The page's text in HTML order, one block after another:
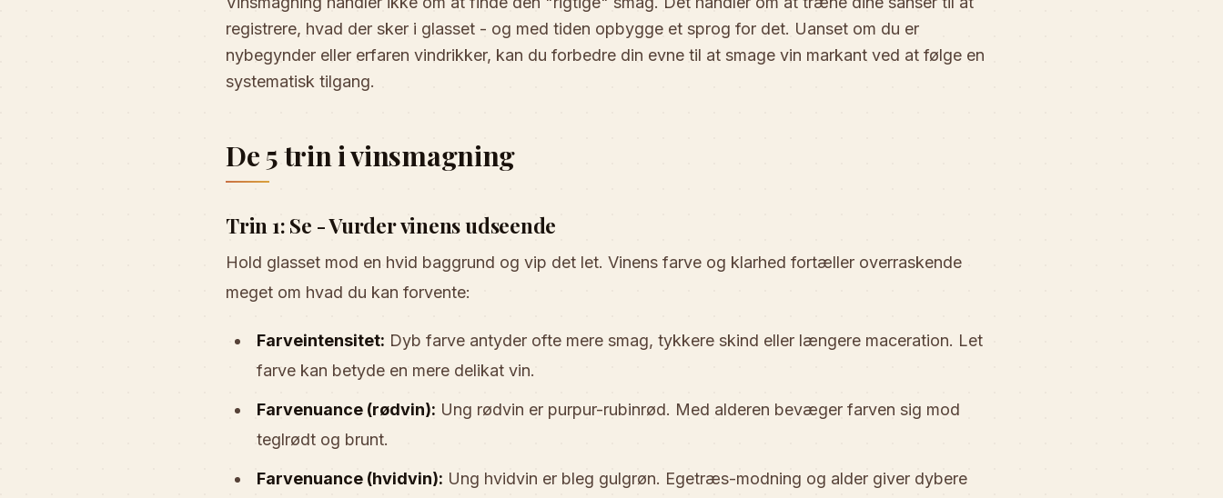
registrere, hvad der sker i glasset - og med tiden opbygge et sprog for det. Uanset om du er
nybegynder eller erfaren vindrikker, kan du forbedre din evne til at smage vin markant ved at følge en
systematisk tilgang.
De 5 trin i vinsmagning
Trin 1: Se - Vurder vinens udseende
Hold glasset mod en hvid baggrund og vip det let. Vinens farve og klarhed fortæller overraskende
meget om hvad du kan forvente:
Farveintensitet: Dyb farve antyder ofte mere smag, tykkere skind eller længere maceration. Let
farve kan betyde en mere delikat vin.
Farvenuance (rødvin): Ung rødvin er purpur-rubinrød. Med alderen bevæger farven sig mod
teglrødt og brunt.
Farvenuance (hvidvin): Ung hvidvin er bleg gulgrøn. Egetræs-modning og alder giver dybere